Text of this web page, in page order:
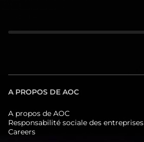
A PROPOS DE AOC
A propos de AOC
Responsabilité sociale des entreprises
Careers